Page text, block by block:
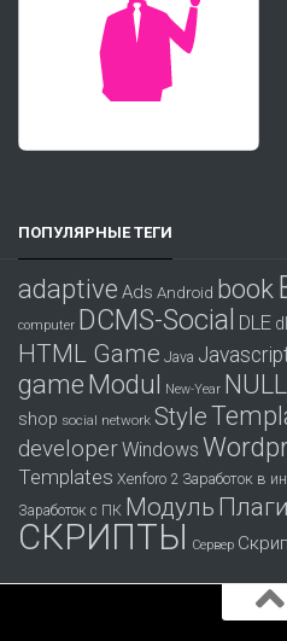
ПОПУЛЯРНЫЕ ТЕГИ
adaptive Ads Android book
computer DCMS-Social DLE
HTML Game Java
gameModul New-Year
shop social network Style
developerWindows
Templates Xenforo 2 Заработок в
Заработок с ПК Модуль
СКРИПТЫ Сервер